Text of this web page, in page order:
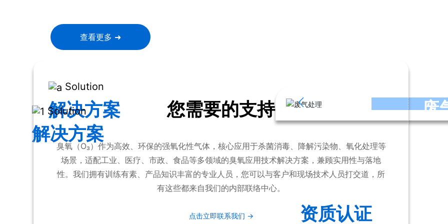
查看更多 ➜
Solution
解决方案
您需要的支持
臭氧（O₃）作为高效、环保的强氧化性气体，核心应用于杀菌消毒、降解污染物、氧化处理等
场景，适配工业、医疗、市政、食品等多领域的臭氧应用技术解决方案，兼顾实用性与落地
性。我们拥有训练有素、产品知识丰富的专业人员，您可以与客户和现场技术人员打交道，所
有这些都来自我们的内部联络中心。
点击立即联系我们 →
Solution
解决方案 废
资质认证